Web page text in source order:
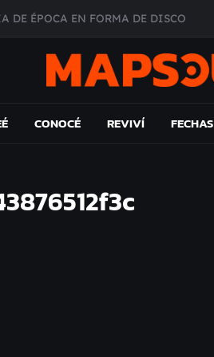
DE ÉPOCA EN FORMA DE DISCO
EL ENSAYO
CONOCÉ REVIVÍ FECHAS